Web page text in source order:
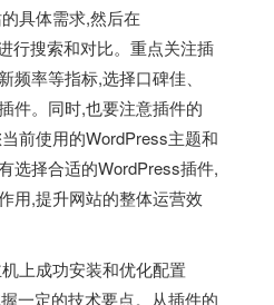
具体需求,然后在
行搜索和对比。重点关注插
频率等指标,选择口碑佳、
件。同时,也要注意插件的
前使用的WordPress主题和
选择合适的WordPress插件,
用,提升网站的整体运营效
上成功安装和优化配置
一定的技术要点。从插件的